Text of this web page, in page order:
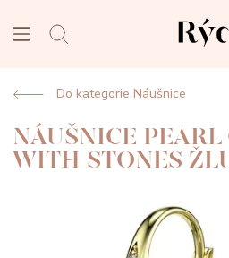
Do kategorie Náušnice
NÁUŠNICE PEARL
WITH STONES